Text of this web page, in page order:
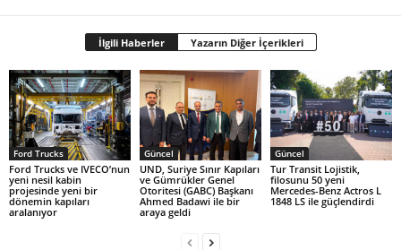
İlgili Haberler Yazarın Diğer İçerikleri
Ford Trucks
Ford Trucks ve IVECO’nun
yeni nesil kabin
projesinde yeni bir
dönemin kapıları
aralanıyor
Güncel
UND, Suriye Sınır Kapıları
ve Gümrükler Genel
Otoritesi (GABC) Başkanı
Ahmed Badawi ile bir
araya geldi
Güncel
Tur Transit Lojistik,
filosunu 50 yeni
Mercedes-Benz Actros L
1848 LS ile güçlendirdi